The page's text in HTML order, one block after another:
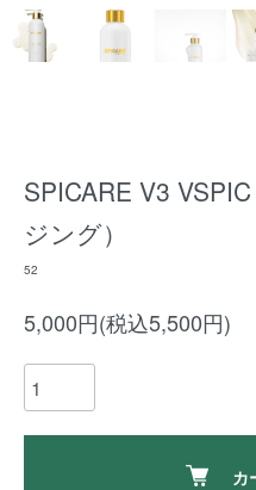
SPICARE V3
ジング）
52
5,000円(税込5,500円)
カ